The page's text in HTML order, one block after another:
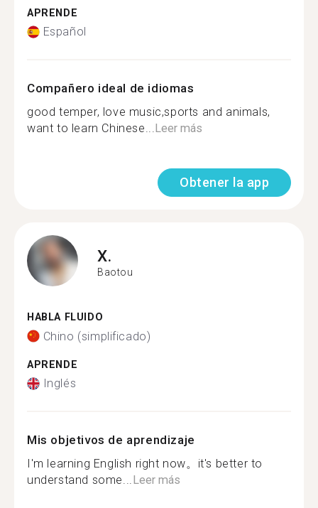
APRENDE
Español
Compañero ideal de idiomas
good temper, love music,sports and animals,
want to learn Chinese...Leer más
Obtener la app
X.
Baotou
HABLA FLUIDO
Chino (simplificado)
APRENDE
Inglés
Mis objetivos de aprendizaje
I'm learning English right now。it's better to
understand some...Leer más